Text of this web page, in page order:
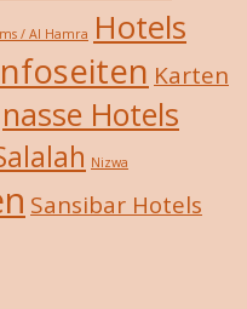
/ Al Hamra Hotels
Karten
nasse Hotels
Nizwa
Sansibar Hotels